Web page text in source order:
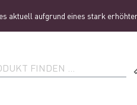
eines stark erhöhten